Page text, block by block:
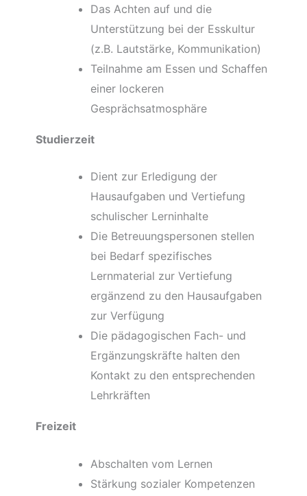
Das Achten auf und die
Unterstützung bei der Esskultur
(z.B. Lautstärke, Kommunikation)
Teilnahme am Essen und Schaffen
einer lockeren
Gesprächsatmosphäre
Studierzeit
Dient zur Erledigung der
Hausaufgaben und Vertiefung
schulischer Lerninhalte
Die Betreuungspersonen stellen
bei Bedarf spezifisches
Lernmaterial zur Vertiefung
ergänzend zu den Hausaufgaben
zur Verfügung
Die pädagogischen Fach- und
Ergänzungskräfte halten den
Kontakt zu den entsprechenden
Lehrkräften
Freizeit
Abschalten vom Lernen
Stärkung sozialer Kompetenzen